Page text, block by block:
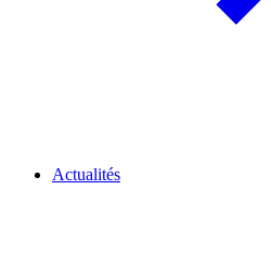
Actualités